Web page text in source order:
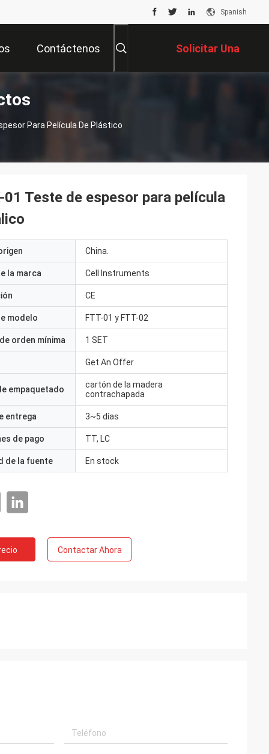
Spanish
Contáctenos Solicitar Una
Cotización
Para Película De Plástico
Teste de espesor para película
China.
la marca Cell Instruments
CE
modelo FTT-01 y FTT-02
orden mínima 1 SET
Get An Offer
empaquetado
cartón de la madera
contrachapada
entrega 3~5 días
de pago TT, LC
de la fuente En stock
Contactar Ahora